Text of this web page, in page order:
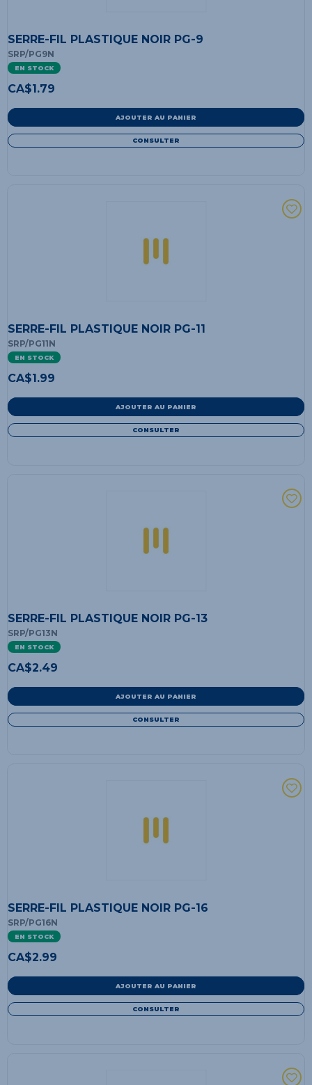
SERRE-FIL PLASTIQUE NOIR PG-9
SRP/PG9N
EN STOCK
CA$1.79
AJOUTER AU PANIER
CONSULTER
SERRE-FIL PLASTIQUE NOIR PG-11
SRP/PG11N
EN STOCK
CA$1.99
AJOUTER AU PANIER
CONSULTER
SERRE-FIL PLASTIQUE NOIR PG-13
SRP/PG13N
EN STOCK
CA$2.49
AJOUTER AU PANIER
CONSULTER
SERRE-FIL PLASTIQUE NOIR PG-16
SRP/PG16N
EN STOCK
CA$2.99
AJOUTER AU PANIER
CONSULTER